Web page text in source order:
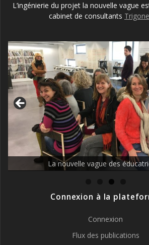
L’ingénierie du projet la nouvelle vague
cabinet de consultants
La nouvelle vague des
Connexion à la
Connexion
Flux des publications